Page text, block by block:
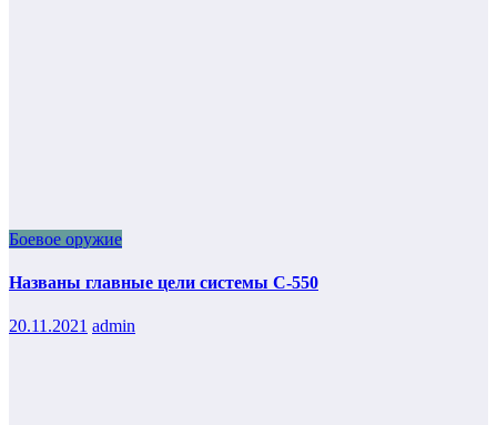
Боевое оружие
Названы главные цели системы С-550
20.11.2021 admin